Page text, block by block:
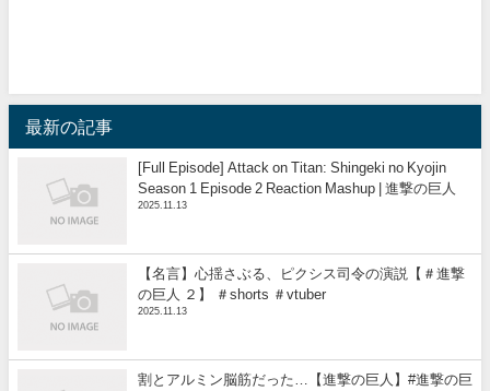
最新の記事
[Full Episode] Attack on Titan: Shingeki no Kyojin
Season 1 Episode 2 Reaction Mashup | 進撃の巨人
2025.11.13
【名言】心揺さぶる、ピクシス司令の演説【＃進撃
の巨人 ２】 ＃shorts ＃vtuber
2025.11.13
割とアルミン脳筋だった…【進撃の巨人】#進撃の巨